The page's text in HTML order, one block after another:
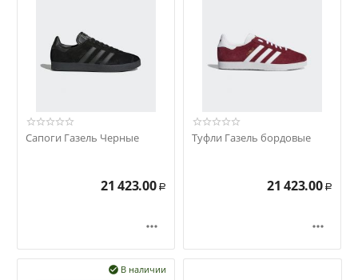
Сапоги Газель Черные
21 423.00 Р

Туфли Газель бордовые
21 423.00 Р

В наличии
